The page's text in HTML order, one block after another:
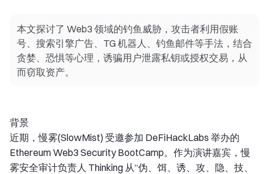
本文探讨了 Web3 领域的钓鱼威胁，攻击者利用假账
号、搜索引擎广告、TG 机器人、钓鱼邮件等手法，结合
贪婪、恐惧等心理，诱骗用户泄露私钥或授权交易，从
而窃取资产。
背景
近期，慢雾(SlowMist) 受邀参加 DeFiHackLabs 举办的
Ethereum Web3 Security BootCamp。作为演讲嘉宾，慢
雾安全审计负责人 Thinking 从“伪、饵、诱、攻、隐、技、